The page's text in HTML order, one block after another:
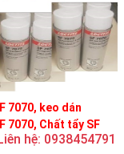
7070, keo dán
7070, Chất tẩy SF
Liên hệ: 0938454791